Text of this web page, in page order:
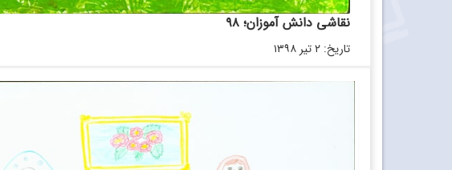
نقاشی دانش آموزان؛ ۹۸
تاریخ: ۲ تیر ۱۳۹۸